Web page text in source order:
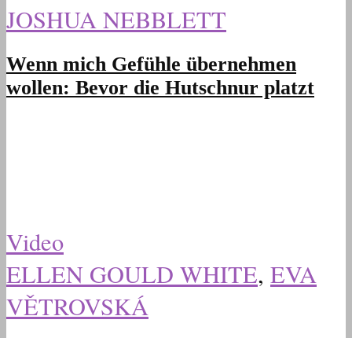
JOSHUA NEBBLETT
Wenn mich Gefühle übernehmen
wollen: Bevor die Hutschnur platzt
Video
ELLEN GOULD WHITE, EVA
VĚTROVSKÁ